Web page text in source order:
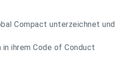
Compact unterzeichnet und
ihrem Code of Conduct